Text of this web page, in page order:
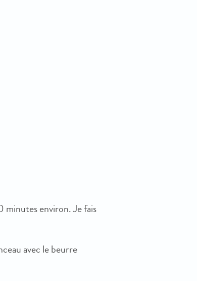
minutes environ. Je fais
avec le beurre